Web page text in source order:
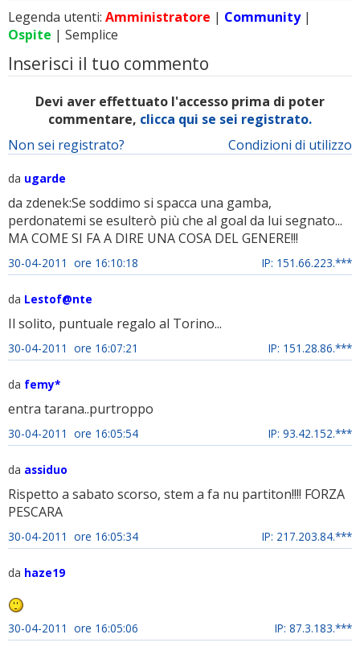
Legenda utenti: Amministratore | Community|
Ospite | Semplice
Inserisci il tuo commento
Devi aver effettuato l'accesso prima di poter
commentare, clicca qui se sei registrato.
Condizioni di utilizzo
Non sei registrato?
da ugarde
da zdenek:Se soddimo si spacca una gamba,
perdonatemi se esulterò più che al goal da lui segnato...
MA COME SI FA A DIRE UNA COSA DEL GENERE!!!
30-04-2011 ore 16:10:18 IP: 151.66.223.***
da Lestof@nte
Il solito, puntuale regalo al Torino...
30-04-2011 ore 16:07:21 IP: 151.28.86.***
da femy*
entra tarana..purtroppo
30-04-2011 ore 16:05:54 IP: 93.42.152.***
da assiduo
Rispetto a sabato scorso, stem a fa nu partiton!!!! FORZA
PESCARA
30-04-2011 ore 16:05:34 IP: 217.203.84.***
da haze19
30-04-2011 ore 16:05:06 IP: 87.3.183.***